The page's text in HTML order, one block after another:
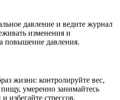
давление и ведите журнал
изменения и
повышение давления.
жизни: контролируйте вес,
умеренно занимайтесь
избегайте стрессов.